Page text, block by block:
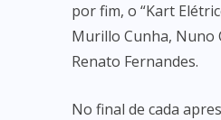
por fim, o “Kart
Murillo Cunha, Nuno
Renato Fernandes.
No final de cada